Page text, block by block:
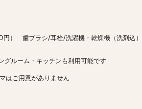
円） 歯ブラシ/耳栓/洗濯機・乾燥機（洗剤込）
グルーム・キッチンも利用可能です
はご用意がありません